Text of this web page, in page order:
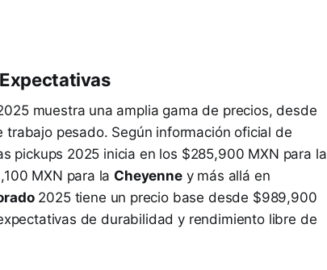
muestra una amplia gama de precios, desde
pesado. Según información oficial de
pickups 2025 inicia en los $285,900 MXN para la
MXN para la Cheyenney más allá en
2025 tiene un precio base desde $989,900
de durabilidad y rendimiento libre de